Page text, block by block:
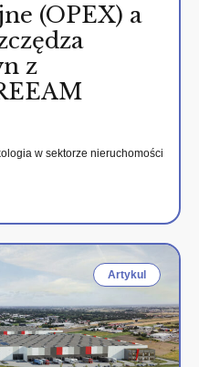
(OPEX) a
z
w sektorze nieruchomości
Artykul